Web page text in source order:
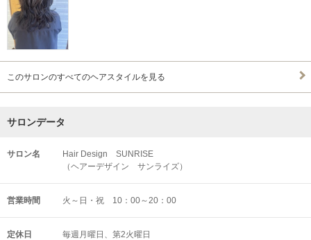
このサロンのすべてのヘアスタイルを見る
サロンデータ
サロン名
Hair Design SUNRISE
（ヘアーデザイン サンライズ）
営業時間 火～日・祝 10：00～20：00
定休日 毎週月曜日、第2火曜日